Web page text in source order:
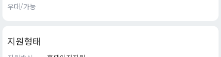
우대/가능
지원형태